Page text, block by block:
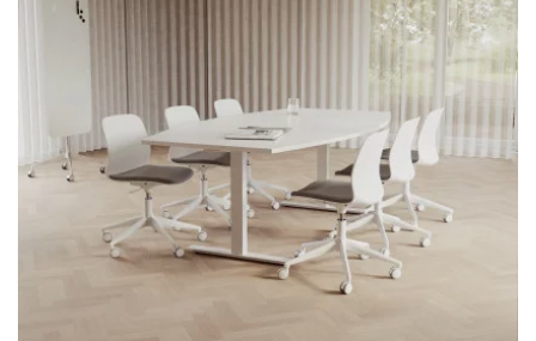
Vergadertafel Modul Tafelblad van spaanplaat en laminaat.
280 en 360 cm met gedeelde bladen. Stevige T-onderstellen
van gepoedercoat metaal. 280 en 360 cm met extra
onderstellen voor meer stabiliteit. Vergaderstoel Ergo 285
Zitting en rugleuning van hoogwaardig mesh. Verstelbare
zithoogte. Vaste armleuningen. Knie-kantelmechanisme –
vergrendelbaar in rechte stand. Zwarte PU-wielen van 60
mm.Complete vergaderset met de vergadertafel Modul en de
vergaderstoel Ergo 285. Een professionele totaaloplossing met
een onovertroffen mix van design en functie! Complete
oplossing voor alle vergaderruimtes! Met 6, 8 of 10